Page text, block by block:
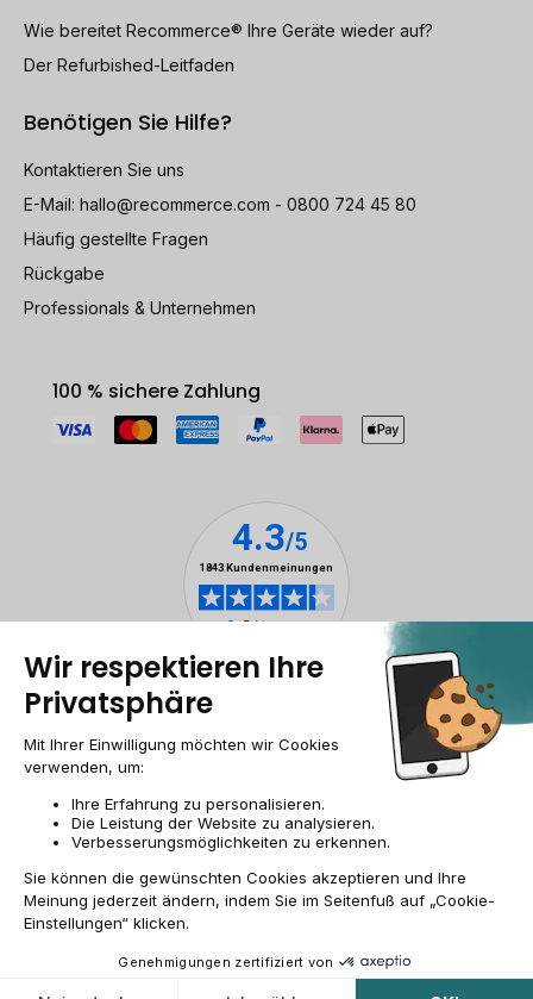
Wie bereitet Recommerce® Ihre Geräte wieder auf?
Der Refurbished-Leitfaden
Benötigen Sie Hilfe?
Kontaktieren Sie uns
E-Mail: hallo@recommerce.com - 0800 724 45 80
Häufig gestellte Fragen
Rückgabe
Professionals & Unternehmen
100 % sichere Zahlung
Impressum & ANB Allgemeine GeschäftsbedingungenCookies
Personenbezogener datenBarrierefreiheit
© 2009-2026 RECOMMERCE - Alle Rechte vorbehalten.